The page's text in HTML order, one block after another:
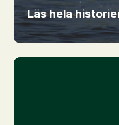
Läs hela